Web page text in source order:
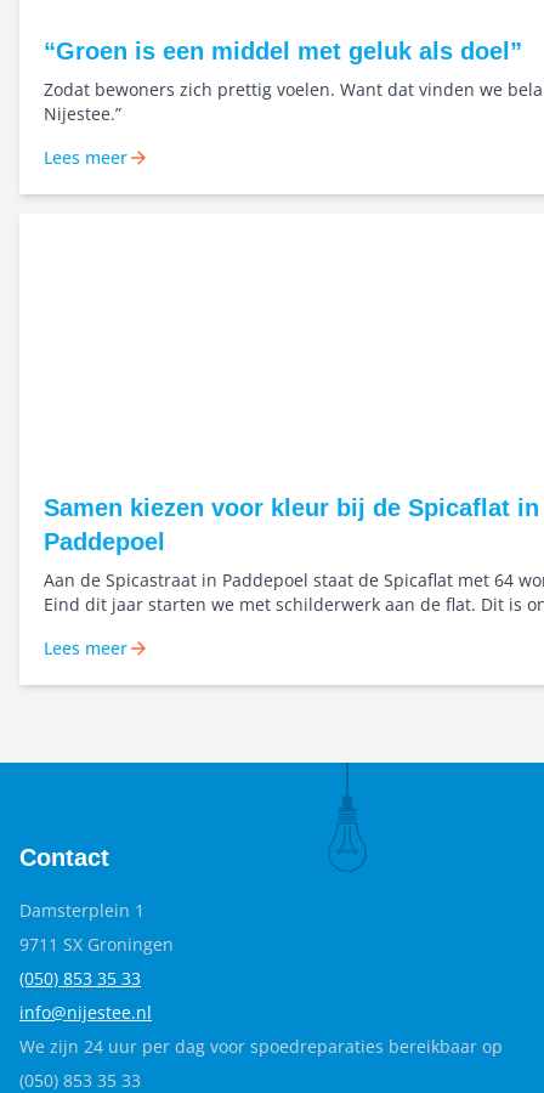
“Groen is een middel met geluk als doel”
Zodat bewoners zich prettig voelen. Want dat vinden we
Nijestee.”
Lees meer
Samen kiezen voor kleur bij de Spicaflat in
Paddepoel
Aan de Spicastraat in Paddepoel staat de Spicaflat met 64
Eind dit jaar starten we met schilderwerk aan de flat. Dit is
werken we vanaf het begin samen met kleuranalist
Lees meer
Contact
Damsterplein 1
9711 SX Groningen
(050) 853 35 33
info@nijestee.nl
We zijn 24 uur per dag voor spoedreparaties bereikbaar op
(050) 853 35 33